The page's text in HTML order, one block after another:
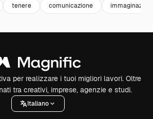
tenere comunicazione
per realizzare i tuoi migliori lavori. Oltre
tra creativi, imprese, agenzie e studi.
Italiano